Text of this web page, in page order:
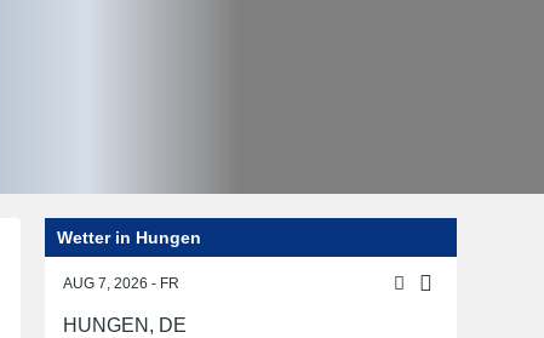
navigation
Wetter in Hungen
AUG 7, 2026 - FR
HUNGEN, DE